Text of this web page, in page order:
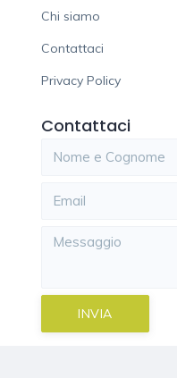
Chi siamo
Contattaci
Privacy Policy
Contattaci
INVIA